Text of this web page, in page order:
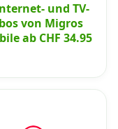
und TV-
von Migros
ab CHF 34.95